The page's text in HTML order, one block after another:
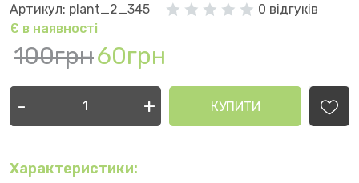
Артикул: plant_2_345
0 відгуків
Є в наявності
100грн60грн
- + КУПИТИ
Характеристики: